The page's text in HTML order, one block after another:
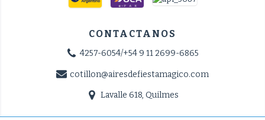
CONTACTANOS
4257-6054/+54 9 11 2699-6865
cotillon@airesdefiestamagico.com
Lavalle 618, Quilmes